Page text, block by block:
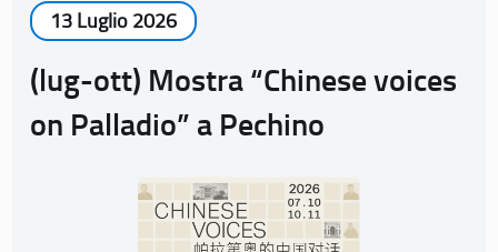
13 Luglio 2026
(lug-ott) Mostra “Chinese voices
on Palladio” a Pechino